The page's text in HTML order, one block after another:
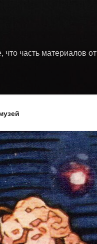
часть материалов